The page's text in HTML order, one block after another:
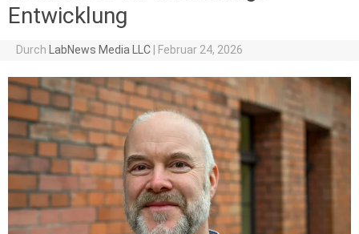
Entwicklung
Durch LabNews Media LLC Februar 24, 2026